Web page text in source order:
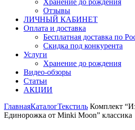
Хранение до рождения
Отзывы
ЛИЧНЫЙ КАБИНЕТ
Оплата и доставка
Бесплатная доставка по
Скидка под конкурента
Услуги
Хранение до рождения
Видео-обзоры
Статьи
АКЦИИ
ГлавнаяКаталогТекстиль Комплект
Единорожка от Minki Moon” классика